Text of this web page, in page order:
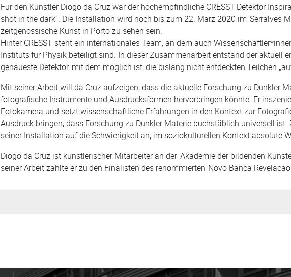
Für den Künstler Diogo da Cruz war der hochempfindliche CRESST-Detektor
shot in the dark“. Die Installation wird noch bis zum 22. März 2020 im Serralves
zeitgenössische Kunst in Porto zu sehen sein.
Hinter CRESST steht ein internationales Team, an dem auch
Instituts für Physik beteiligt sind. In dieser Zusammenarbeit entstand der aktuell
genaueste Detektor, mit dem möglich ist, die bislang nicht entdeckten Teilchen
Mit seiner Arbeit will da Cruz aufzeigen, dass die aktuelle Forschung zu Dunkler
fotografische Instrumente und Ausdrucksformen hervorbringen könnte. Er
Fotokamera und setzt wissenschaftliche Erfahrungen in den Kontext zur
Ausdruck bringen, dass Forschung zu Dunkler Materie buchstäblich universell
seiner Installation auf die Schwierigkeit an, im soziokulturellen Kontext absolute
Diogo da Cruz ist künstlerischer Mitarbeiter an der Akademie der bildenden
seiner Arbeit zählte er zu den Finalisten des renommierten Novo Banca